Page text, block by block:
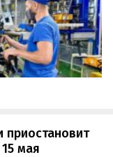
приостановит
мая